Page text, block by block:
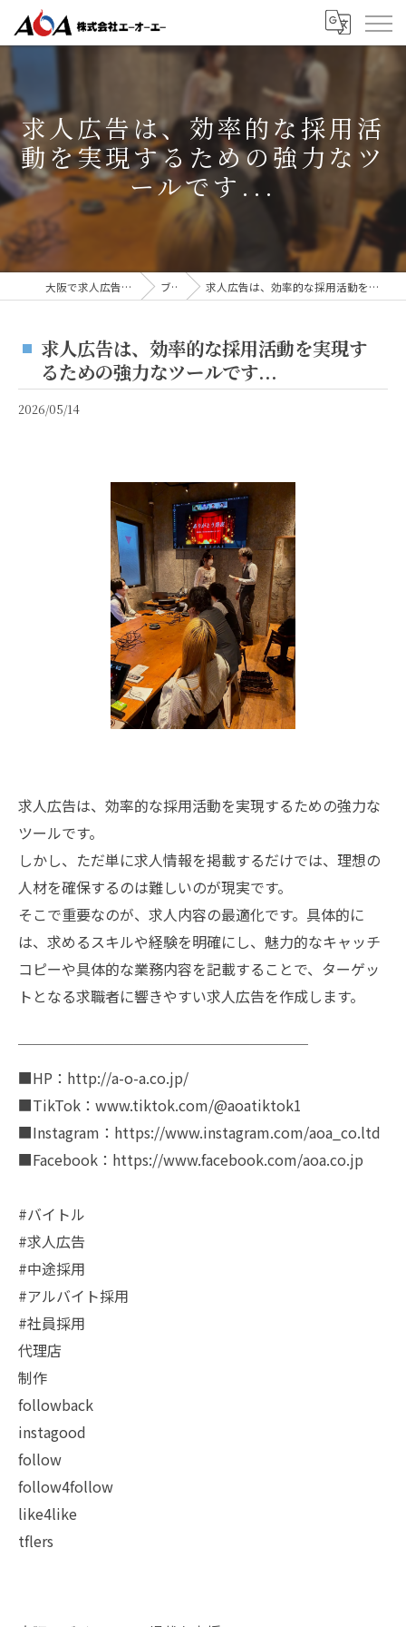
求人広告は、効率的な採用活
動を実現するための強力なツ
ールです...
大阪で求人広告なら株式会社AOA ブログ 求人広告は、効率的な採用活動を実現するための強力なツールです...
求人広告は、効率的な採用活動を実現す
るための強力なツールです...
2026/05/14
求人広告は、効率的な採用活動を実現するための強力な
ツールです。
しかし、ただ単に求人情報を掲載するだけでは、理想の
人材を確保するのは難しいのが現実です。
そこで重要なのが、求人内容の最適化です。具体的に
は、求めるスキルや経験を明確にし、魅力的なキャッチ
コピーや具体的な業務内容を記載することで、ターゲッ
トとなる求職者に響きやすい求人広告を作成します。
￣￣￣￣￣￣￣￣￣￣￣￣￣￣￣￣￣￣￣￣
■HP：http://a-o-a.co.jp/
■TikTok：www.tiktok.com/@aoatiktok1
■Instagram：https://www.instagram.com/aoa_co.ltd
■Facebook：https://www.facebook.com/aoa.co.jp
#バイトル
#求人広告
#中途採用
#アルバイト採用
#社員採用
代理店
制作
followback
instagood
follow
follow4follow
like4like
tflers